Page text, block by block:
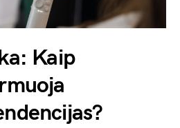
Kaip